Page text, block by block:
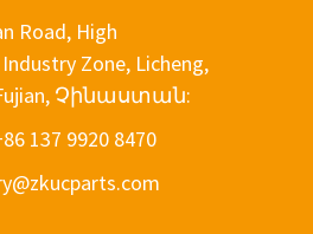
Road, High
Zone, Licheng,
Fujian, Չինաստան:
137 9920 8470